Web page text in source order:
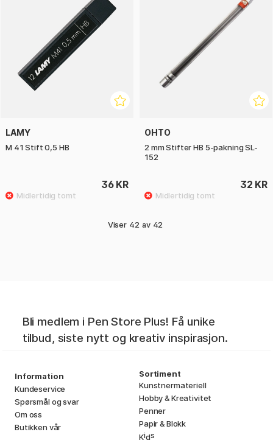
LAMY
M 41 Stift 0,5 HB
36 KR
OHTO
2 mm Stifter HB 5-pakning SL-
152
32 KR
Viser 42 av 42
Bli medlem i Pen Store Plus! Få unike
tilbud, siste nytt og kreativ inspirasjon.
Information
Kundeservice
Spørsmål og svar
Om oss
Butikken vår
Sortiment
Kunstnermateriell
Hobby & Kreativitet
Penner
Papir & Blokk
Kids